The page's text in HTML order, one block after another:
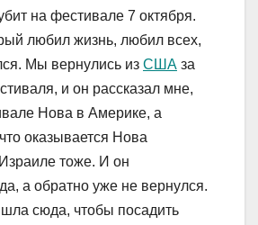
на фестивале 7 октября.
любил жизнь, любил всех,
Мы вернулись из США за
и он рассказал мне,
Нова в Америке, а
оказывается Нова
тоже. И он
а обратно уже не вернулся.
сюда, чтобы посадить